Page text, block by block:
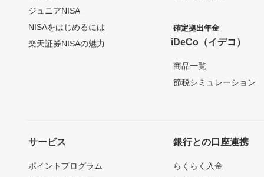
ジュニアNISA
NISAをはじめるには
楽天証券NISAの魅力
確定拠出年金
iDeCo（イデコ）
商品一覧
節税シミュレーション
サービス
ポイントプログラム
銀行との口座連携
らくらく入金